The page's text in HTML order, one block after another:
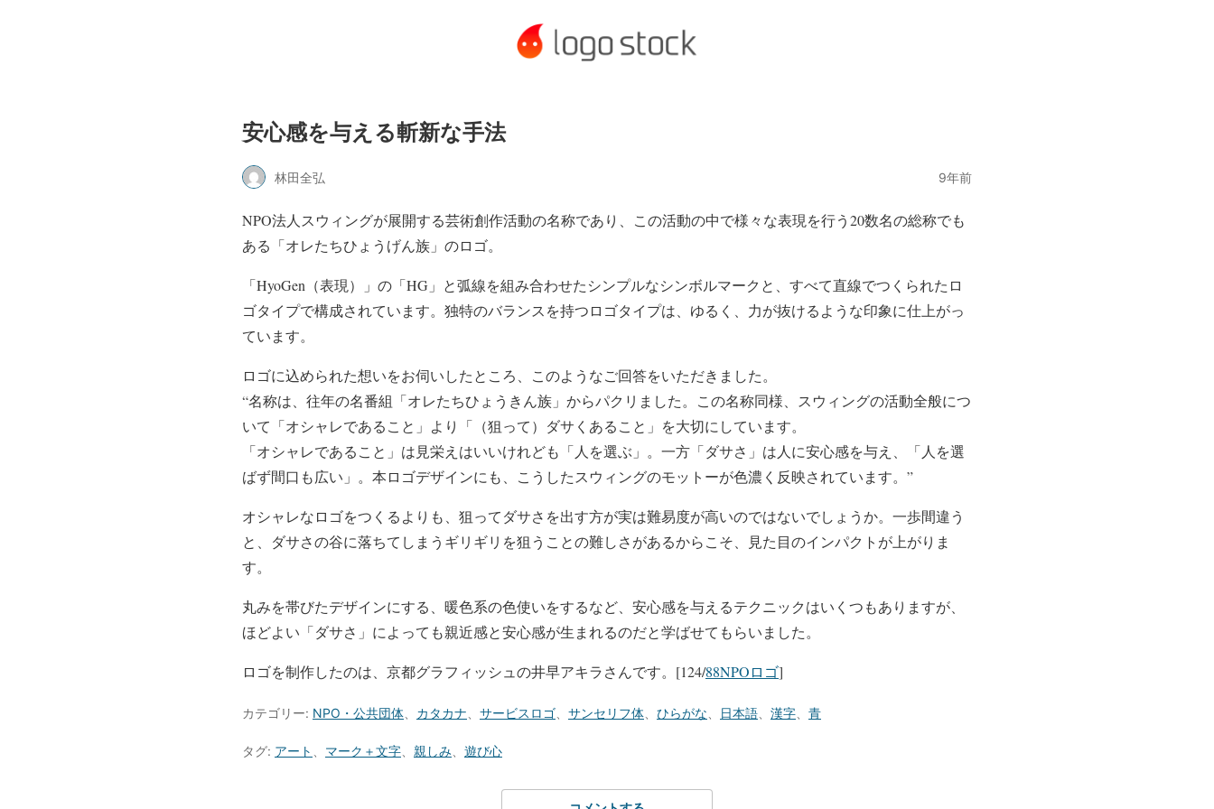
安心感を与える斬新な手法
林田全弘 9年前
NPO法人スウィングが展開する芸術創作活動の名称であり、この活動の中で様々な表現を行う20数名の総称でも
ある「オレたちひょうげん族」のロゴ。
「HyoGen（表現）」の「HG」と弧線を組み合わせたシンプルなシンボルマークと、すべて直線でつくられたロ
ゴタイプで構成されています。独特のバランスを持つロゴタイプは、ゆるく、力が抜けるような印象に仕上がっ
ています。
ロゴに込められた想いをお伺いしたところ、このようなご回答をいただきました。
“名称は、往年の名番組「オレたちひょうきん族」からパクリました。この名称同様、スウィングの活動全般につ
いて「オシャレであること」より「（狙って）ダサくあること」を大切にしています。
「オシャレであること」は見栄えはいいけれども「人を選ぶ」。一方「ダサさ」は人に安心感を与え、「人を選
ばず間口も広い」。本ロゴデザインにも、こうしたスウィングのモットーが色濃く反映されています。”
オシャレなロゴをつくるよりも、狙ってダサさを出す方が実は難易度が高いのではないでしょうか。一歩間違う
と、ダサさの谷に落ちてしまうギリギリを狙うことの難しさがあるからこそ、見た目のインパクトが上がりま
す。
丸みを帯びたデザインにする、暖色系の色使いをするなど、安心感を与えるテクニックはいくつもありますが、
ほどよい「ダサさ」によっても親近感と安心感が生まれるのだと学ばせてもらいました。
ロゴを制作したのは、京都グラフィッシュの井早アキラさんです。[124/88NPOロゴ]
カテゴリー: NPO・公共団体 カタカナ サービスロゴ サンセリフ体 ひらがな 日本語 漢字 青
タグ: アート マーク＋文字 親しみ 遊び心